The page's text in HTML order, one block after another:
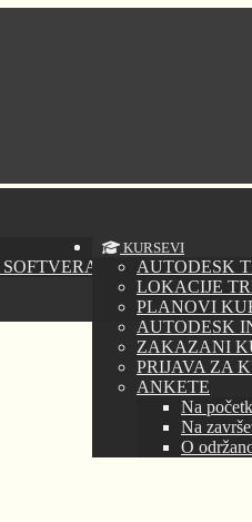
KURSEVI
AUTODESK
LOKACIJE
PLANOVI
AUTODESK
ZAKAZANI
PRIJAVA ZA
ANKETE
Na
Na
O